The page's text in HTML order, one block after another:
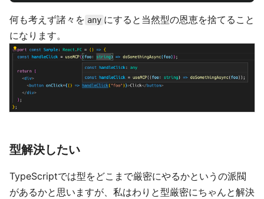
何も考えず諸々を any にすると当然型の恩恵を捨てること
になります。
型解決したい
TypeScriptでは型をどこまで厳密にやるかというの派閥
があるかと思いますが、私はわりと型厳密にちゃんと解決